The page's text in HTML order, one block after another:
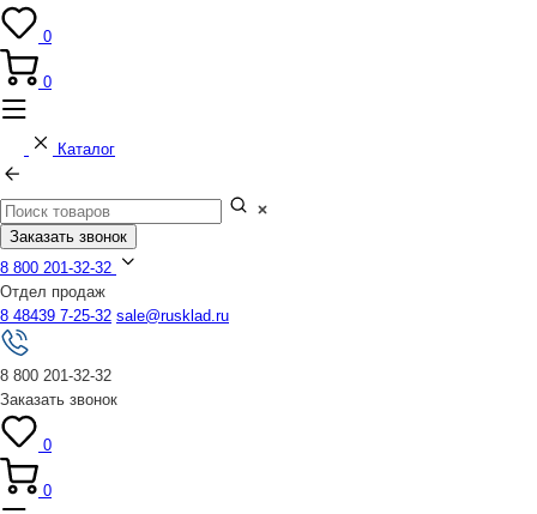
0
0
Каталог
Заказать звонок
8 800 201-32-32
Отдел продаж
8 48439 7-25-32 sale@rusklad.ru
8 800 201-32-32
Заказать звонок
0
0